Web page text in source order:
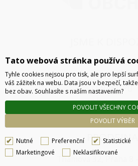
ČLÁNKY
KONTAKT
O NÁKUPU
SPRÁVA
PRODEJNA
Thámova 32, Praha 8
Tato webová stránka používá
Tyhle cookies nejsou pro tisk, ale pro lepší
váš zážitek na webu. Data jsou v bezpečí,
bez obav. Souhlasíte s naším nastavením?
POVOLIT VÝBĚR
POVOLIT VŠECHNY
Nutné Preferenční
Statistické
Marketingové
Neklasifikované